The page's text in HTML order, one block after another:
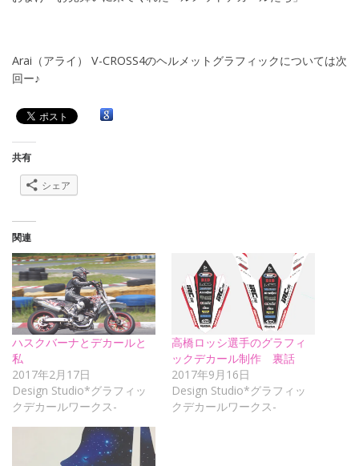
Arai（アライ） V-CROSS4のヘルメットグラフィックについては次
回ー♪
共有
シェア
関連
ハスクバーナとデカールと
私
2017年2月17日
Design Studio*グラフィッ
クデカールワークス-
高橋ロッシ選手のグラフィ
ックデカール制作 裏話
2017年9月16日
Design Studio*グラフィッ
クデカールワークス-